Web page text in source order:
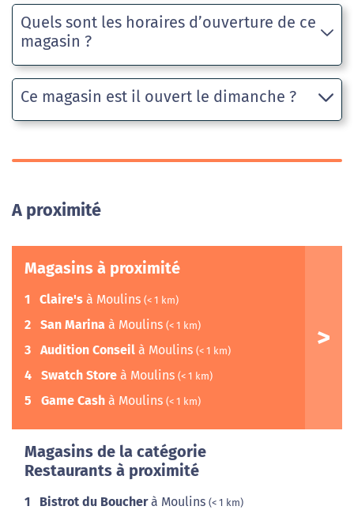
Quels sont les horaires d’ouverture de ce
magasin ?
Ce magasin est il ouvert le dimanche ?
A proximité
Magasins à proximité
1 Claire's à Moulins (< 1 km)
2 San Marina à Moulins (< 1 km)
3 Audition Conseil à Moulins (< 1 km)
4 Swatch Store à Moulins (< 1 km)
5 Game Cash à Moulins (< 1 km)
Magasins de la catégorie
Restaurants à proximité
1 Bistrot du Boucherà Moulins (< 1 km)